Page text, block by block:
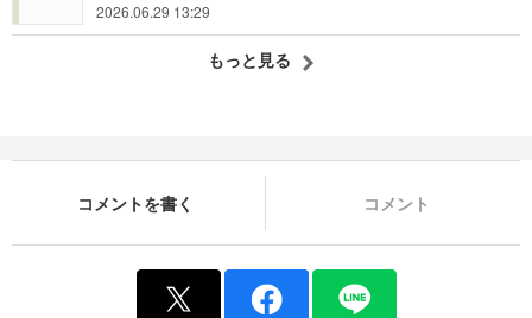
2026.06.29 13:29
もっと見る
コメントを書く コメント